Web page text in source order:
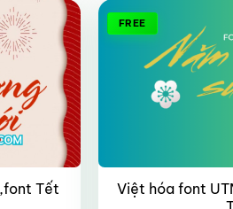
Tết
FREE
Việt hóa font